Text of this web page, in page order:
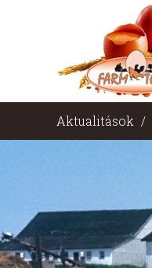
Aktualitások /